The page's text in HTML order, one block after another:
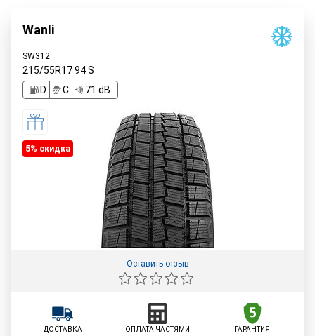
Wanli
SW312
215/55R1794S
D
C 71 dB
5% cкидка
Оставить отзыв
ДОСТАВКА
ОПЛАТА ЧАСТЯМИ
ГАРАНТИЯ